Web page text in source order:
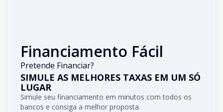
Financiamento Fácil
Pretende Financiar?
SIMULE AS MELHORES TAXAS EM UM SÓ
LUGAR
Simule seu financiamento em minutos com todos os
bancos e consiga a melhor proposta.